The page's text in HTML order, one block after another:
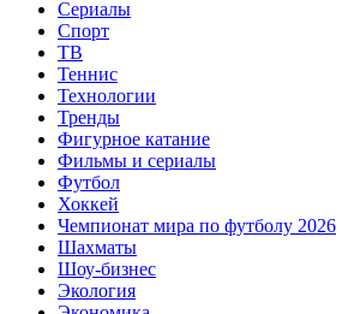
Сериалы
Спорт
ТВ
Теннис
Технологии
Тренды
Фигурное катание
Фильмы и сериалы
Футбол
Хоккей
Чемпионат мира по футболу 2026
Шахматы
Шоу-бизнес
Экология